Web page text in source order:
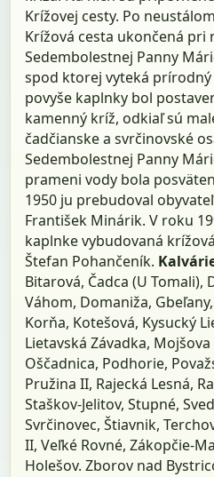
Krížovej cesty. Po
Krížová cesta ukončená pri
Sedembolestnej Panny
spod ktorej vyteká
povyše kaplnky bol
kamenný kríž, odkiaľ sú
čadčianske a svrčinovské
Sedembolestnej Panny
prameni vody bola
1950 ju prebudoval
František Minárik. V roku
kaplnke vybudovaná
Štefan Pohančeník.
Bitarová, Čadca (U Tomali),
Váhom, Domaniža,
Korňa, Kotešová, Kysucký
Lietavská Závadka,
Oščadnica, Podhorie,
Pružina II, Rajecká Lesná,
Staškov-Jelitov, Stupné,
Svrčinovec, Štiavnik,
II, Veľké Rovné, Zákopčie-
Holešov. Zborov nad